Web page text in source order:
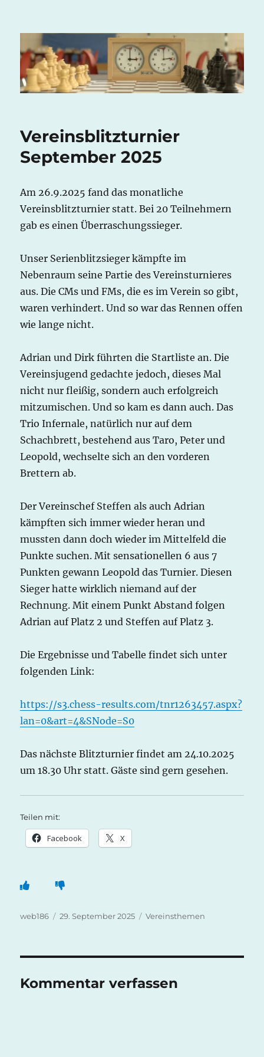
Potsdamer Schachverein Mitte
e.V.
Vereinsblitzturnier
September 2025
Am 26.9.2025 fand das monatliche
Vereinsblitzturnier statt. Bei 20 Teilnehmern
gab es einen Überraschungssieger.
Unser Serienblitzsieger kämpfte im
Nebenraum seine Partie des Vereinsturnieres
aus. Die CMs und FMs, die es im Verein so gibt,
waren verhindert. Und so war das Rennen offen
wie lange nicht.
Adrian und Dirk führten die Startliste an. Die
Vereinsjugend gedachte jedoch, dieses Mal
nicht nur fleißig, sondern auch erfolgreich
mitzumischen. Und so kam es dann auch. Das
Trio Infernale, natürlich nur auf dem
Schachbrett, bestehend aus Taro, Peter und
Leopold, wechselte sich an den vorderen
Brettern ab.
Der Vereinschef Steffen als auch Adrian
kämpften sich immer wieder heran und
mussten dann doch wieder im Mittelfeld die
Punkte suchen. Mit sensationellen 6 aus 7
Punkten gewann Leopold das Turnier. Diesen
Sieger hatte wirklich niemand auf der
Rechnung. Mit einem Punkt Abstand folgen
Adrian auf Platz 2 und Steffen auf Platz 3.
Die Ergebnisse und Tabelle findet sich unter
folgenden Link:
https://s3.chess-results.com/tnr1263457.aspx?
lan=0&art=4&SNode=S0
Das nächste Blitzturnier findet am 24.10.2025
um 18.30 Uhr statt. Gäste sind gern gesehen.
Teilen mit:
Facebook X
Autor
web186
Veröffentlicht
29. September 2025 Kategorien
Vereinsthemen
Kommentar verfassen